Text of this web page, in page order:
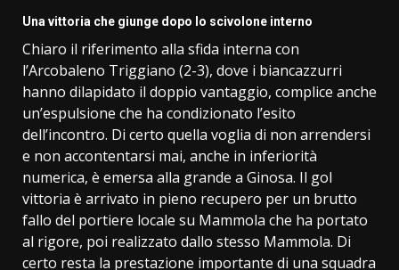
Una vittoria che giunge dopo lo scivolone interno
Chiaro il riferimento alla sfida interna con
l’Arcobaleno Triggiano (2-3), dove i biancazzurri
hanno dilapidato il doppio vantaggio, complice anche
un’espulsione che ha condizionato l’esito
dell’incontro. Di certo quella voglia di non arrendersi
e non accontentarsi mai, anche in inferiorità
numerica, è emersa alla grande a Ginosa. Il gol
vittoria è arrivato in pieno recupero per un brutto
fallo del portiere locale su Mammola che ha portato
al rigore, poi realizzato dallo stesso Mammola. Di
certo resta la prestazione importante di una squadra